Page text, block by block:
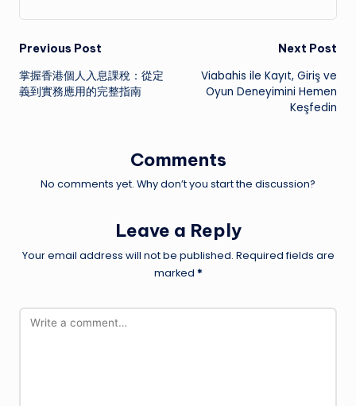
Post
navigation
Previous Post
掌握香港個人入息課稅：從定
義到實務應用的完整指南
Next Post
Viabahis ile Kayıt, Giriş ve
Oyun Deneyimini Hemen
Keşfedin
Comments
No comments yet. Why don’t you start the discussion?
Leave a Reply
Your email address will not be published. Required fields are
marked *